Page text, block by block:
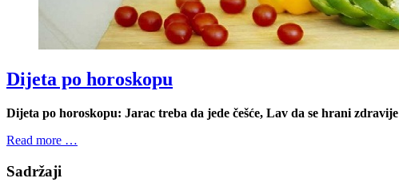
Dijeta po horoskopu
Dijeta po horoskopu: Jarac treba da jede češće, Lav da se hrani zdravije
Read more …
Sadržaji